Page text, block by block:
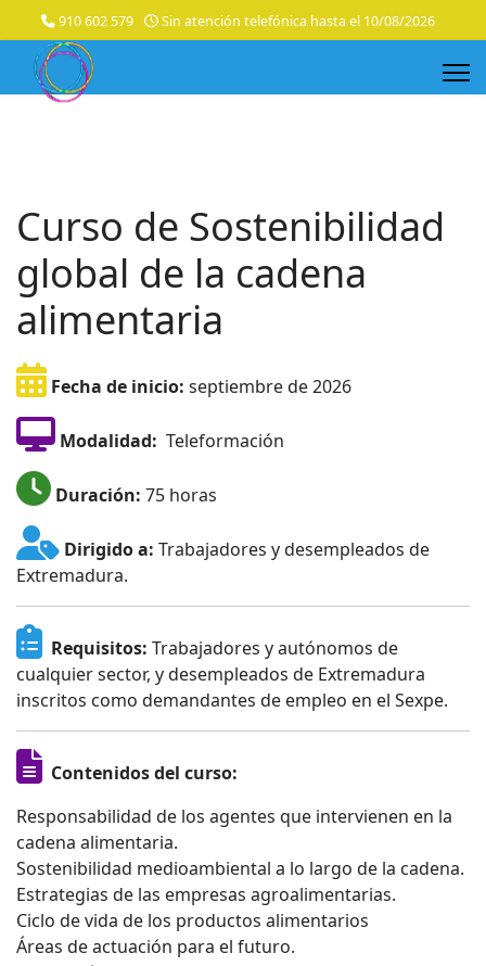
910 602 579 Sin atención telefónica hasta el 10/08/2026
Curso de Sostenibilidad
global de la cadena
alimentaria
Fecha de inicio: septiembre de 2026
Modalidad: Teleformación
Duración: 75 horas
Dirigido a: Trabajadores y desempleados de
Extremadura.
Requisitos: Trabajadores y autónomos de
cualquier sector, y desempleados de Extremadura
inscritos como demandantes de empleo en el Sexpe.
Contenidos del curso:
Responsabilidad de los agentes que intervienen en la
cadena alimentaria.
Sostenibilidad medioambiental a lo largo de la cadena.
Estrategias de las empresas agroalimentarias.
Ciclo de vida de los productos alimentarios
Áreas de actuación para el futuro.